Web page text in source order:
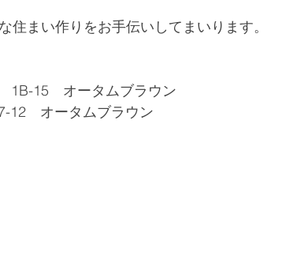
まい作りをお手伝いしてまいります。
1B-15　オータムブラウン
12　オータムブラウン